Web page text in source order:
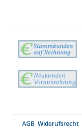
AGB Widerufsrecht